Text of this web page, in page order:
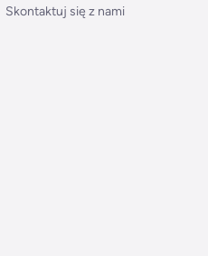
Skontaktuj się z nami